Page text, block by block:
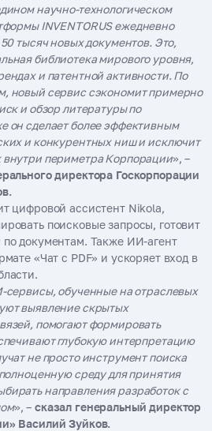
научно-технологическом
INVENTORUS ежедневно
тысяч новых документов. Это,
библиотека мирового уровня,
и патентной активности. По
новый сервис сэкономит примерно
и обзор литературы по
он сделает более эффективным
и конкурентных ниш и исключит
внутри периметра Корпорации», –
директора Госкорпорации
цифровой ассистент Nikola,
поисковые запросы, готовит
документам. Также ИИ-агент
«Чат с PDF» и ускоряет вход в
обученные на отраслевых
выявление скрытых
помогают формировать
глубокую интерпретацию
не просто инструмент поиска
среду для принятия
направления разработок с
», – сказал генеральный директор
Василий Зуйков.